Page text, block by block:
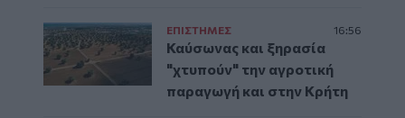
ΕΠΙΣΤΗΜΕΣ 16:56
Καύσωνας και ξηρασία
"χτυπούν" την αγροτική
παραγωγή και στην Κρήτη